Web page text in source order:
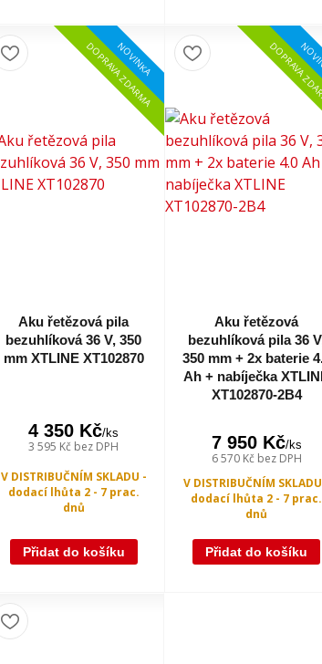
NOVINKA
DOPRAVA ZDARMA
Aku řetězová pila
bezuhlíková 36 V, 350
mm XTLINE XT102870
4 350 Kč/ks
3 595 Kč bez DPH
V DISTRIBUČNÍM SKLADU -
dodací lhůta 2 - 7 prac.
dnů
Přidat do košíku
DOPRAVA
Aku řetězová
bezuhlíková pila 36
350 mm + 2x baterie
Ah + nabíječka
XT102870-2B4
7 950 Kč/ks
6 570 Kč bez DPH
V DISTRIBUČNÍM
dodací lhůta 2 - 7 prac.
dnů
Přidat do košíku